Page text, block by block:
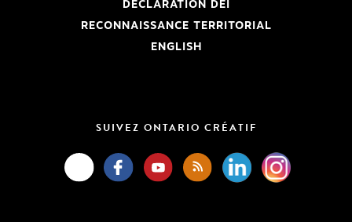
DÉCLARATION DEI
RECONNAISSANCE TERRITORIAL
ENGLISH
SUIVEZ ONTARIO CRÉATIF